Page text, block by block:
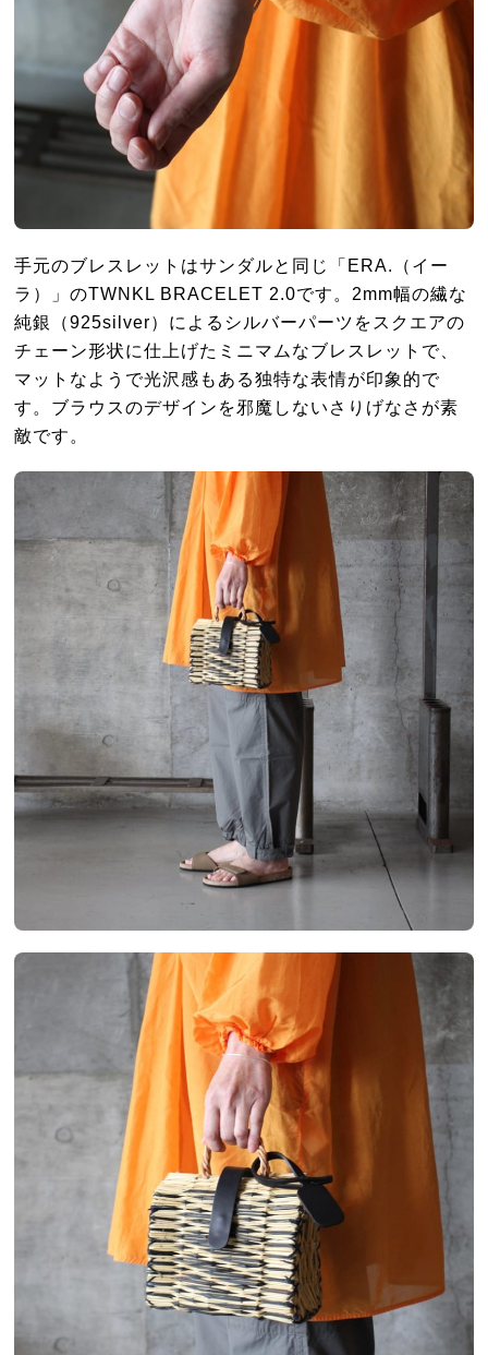
手元のブレスレットはサンダルと同じ「ERA.（イー
ラ）」のTWNKL BRACELET 2.0です。2mm幅の繊な
純銀（925silver）によるシルバーパーツをスクエアの
チェーン形状に仕上げたミニマムなブレスレットで、
マットなようで光沢感もある独特な表情が印象的で
す。ブラウスのデザインを邪魔しないさりげなさが素
敵です。